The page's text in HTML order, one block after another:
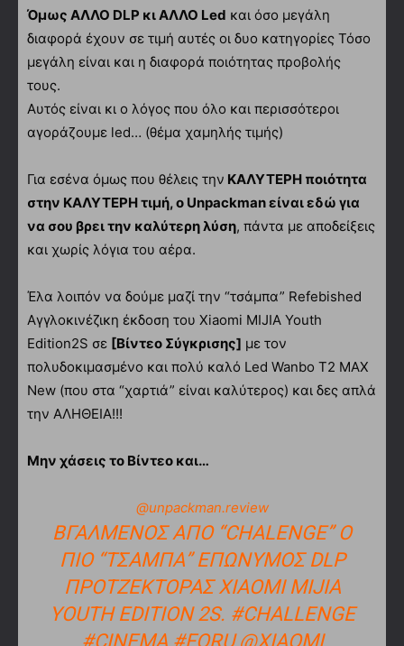
Όμως ΑΛΛΟ DLP κι AΛΛΟ Led και όσο μεγάλη
διαφορά έχουν σε τιμή αυτές οι δυο κατηγορίες Τόσο
μεγάλη είναι και η διαφορά ποιότητας προβολής
τους.
Αυτός είναι κι ο λόγος που όλο και περισσότεροι
αγοράζουμε led… (θέμα χαμηλής τιμής)
Για εσένα όμως που θέλεις την ΚΑΛΥΤΕΡΗ ποιότητα
στην ΚΑΛΥΤΕΡΗ τιμή, ο Unpackman είναι εδώ για
να σου βρει την καλύτερη λύση, πάντα με αποδείξεις
και χωρίς λόγια του αέρα.
Έλα λοιπόν να δούμε μαζί την “τσάμπα” Refebished
Αγγλοκινέζικη έκδοση του Xiaomi MIJIA Youth
Edition2S σε [Βίντεο Σύγκρισης] με τον
πολυδοκιμασμένο και πολύ καλό Led Wanbo T2 MAX
New (που στα “χαρτιά” είναι καλύτερος) και δες απλά
την ΑΛΗΘΕΙΑ!!!
Μην χάσεις το Βίντεο και…
@unpackman.review
ΒΓΑΛΜΈΝΟΣ ΑΠΟ “CHALENGE” Ο
ΠΙΟ “ΤΣΑΜΠΑ” ΕΠΏΝΥΜΟΣ DLP
ΠΡΟΤΖΈΚΤΟΡΑΣ XIAOMI MIJIA
YOUTH EDITION 2S. #CHALLENGE
#CINEMA #FORU@XIAOMI